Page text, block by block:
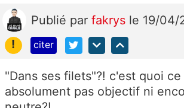
Publié par fakrys le 19/04/
!
citer
"Dans ses filets"?! c'est quoi
absolument pas objectif ni